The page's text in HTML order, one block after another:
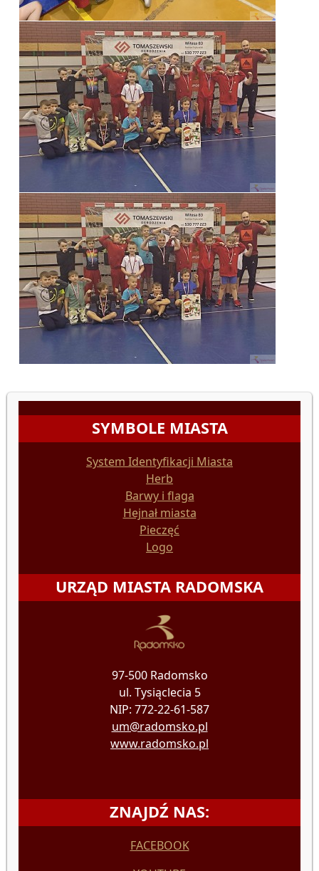
SYMBOLE MIASTA
System Identyfikacji Miasta
Herb
Barwy i flaga
Hejnał miasta
Pieczęć
Logo
URZĄD MIASTA RADOMSKA
97-500 Radomsko
ul. Tysiąclecia 5
NIP: 772-22-61-587
um@radomsko.pl
www.radomsko.pl
ZNAJDŹ NAS:
FACEBOOK